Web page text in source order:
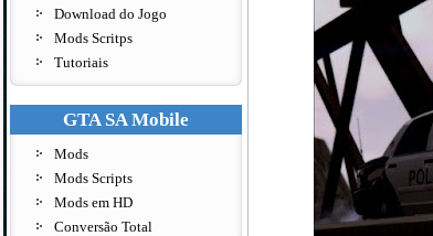
Download do Jogo
Mods Scritps
Tutoriais
GTA SA Mobile
Mods
Mods Scripts
Mods em HD
Conversão Total